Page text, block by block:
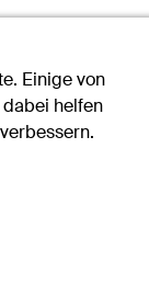
Einige von
helfen